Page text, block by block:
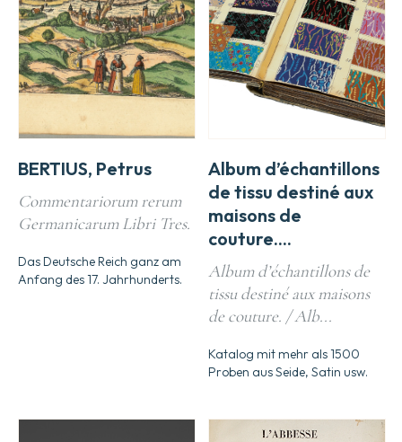
BERTIUS, Petrus
Commentariorum rerum
Germanicarum Libri Tres.
Das Deutsche Reich ganz am
Anfang des 17. Jahrhunderts.
Album d’échantillons
de tissu destiné aux
maisons de
couture....
Album d’échantillons de
tissu destiné aux maisons
de couture. / Alb...
Katalog mit mehr als 1500
Proben aus Seide, Satin usw.